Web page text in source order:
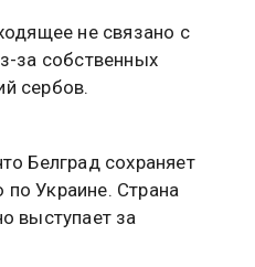
не связано с
за собственных
сербов.
Белград сохраняет
Украине. Страна
выступает за